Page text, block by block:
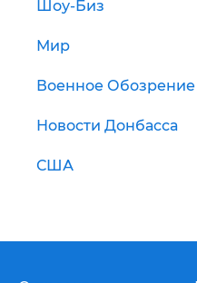
Шоу-Биз
Мир
Военное Обозрение
Новости Донбасса
США